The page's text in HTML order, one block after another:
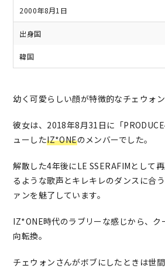
2000年8月1日
出身国
韓国
幼く可愛らしい顔が特徴的なチェウォン
彼女は、2018年8月31日に「
ューしたIZ*ONEのメンバーでした。
解散した4年後にLE SSERAFIMとして
るような歌声とキレキレのダンスに合
ァンを魅了しています。
IZ*ONE時代のラブリーな感じから、ク
向転換。
チェウォンさんがボブにしたときは世